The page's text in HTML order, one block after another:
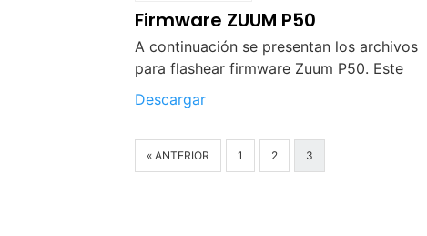
Firmware ZUUM P50
A continuación se presentan los archivos
para flashear firmware Zuum P50. Este
Descargar
« ANTERIOR 1 2 3